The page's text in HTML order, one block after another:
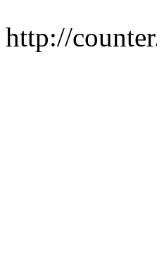
http://